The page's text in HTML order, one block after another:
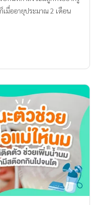
มื่ออายุประมาณ 2 เดือน